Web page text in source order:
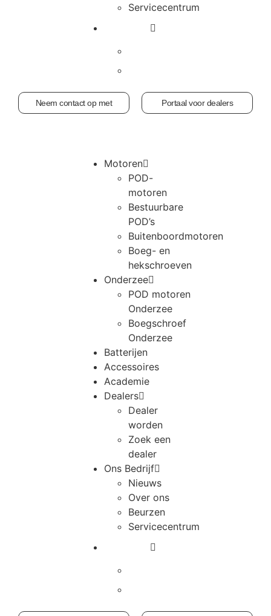
Servicecentrum
Neem contact op met Portaal voor dealers
Motoren
POD-
motoren
Bestuurbare
POD’s
Buitenboordmotoren
Boeg- en
hekschroeven
Onderzee
POD motoren
Onderzee
Boegschroef
Onderzee
Batterijen
Accessoires
Academie
Dealers
Dealer
worden
Zoek een
dealer
Ons Bedrijf
Nieuws
Over ons
Beurzen
Servicecentrum